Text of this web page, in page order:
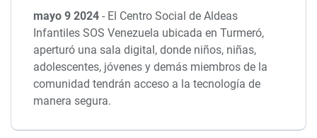
mayo 9 2024- El Centro Social de Aldeas
Infantiles SOS Venezuela ubicada en Turmeró,
aperturó una sala digital, donde niños, niñas,
adolescentes, jóvenes y demás miembros de la
comunidad tendrán acceso a la tecnología de
manera segura.